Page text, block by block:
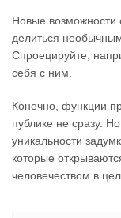
Новые возможности
делиться
Спроецируйте,
себя с ним.
Конечно, функции
публике не сразу.
уникальности
которые
человечеством в